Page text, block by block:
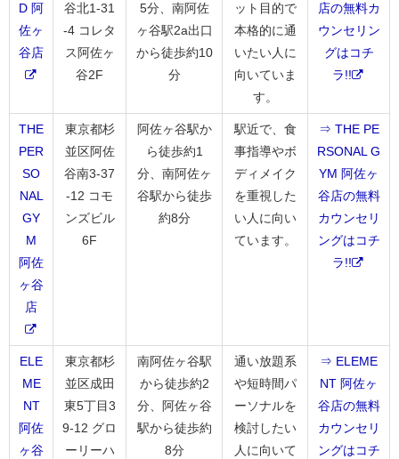
D 阿
佐ヶ
谷店
谷北1-31
-4 コレタ
ス阿佐ヶ
谷2F
5分、南阿佐
ヶ谷駅2a出口
から徒歩約10
分
ット目的で
本格的に通
いたい人に
向いていま
す。
店の無料カ
ウンセリン
グはコチ
ラ!!
THE
PER
SO
NAL
GY
M
阿佐
ヶ谷
店
東京都杉
並区阿佐
谷南3-37
-12 コモ
ンズビル
6F
阿佐ヶ谷駅か
ら徒歩約1
分、南阿佐ヶ
谷駅から徒歩
約8分
駅近で、食
事指導やボ
ディメイク
を重視した
い人に向い
ています。
⇒ THE PE
RSONAL G
YM 阿佐ヶ
谷店の無料
カウンセリ
ングはコチ
ラ!!
ELE
ME
NT
阿佐
ヶ谷
東京都杉
並区成田
東5丁目3
9-12 グロ
ーリーハ
南阿佐ヶ谷駅
から徒歩約2
分、阿佐ヶ谷
駅から徒歩約
8分
通い放題系
や短時間パ
ーソナルを
検討したい
人に向いて
⇒ ELEME
NT 阿佐ヶ
谷店の無料
カウンセリ
ングはコチ